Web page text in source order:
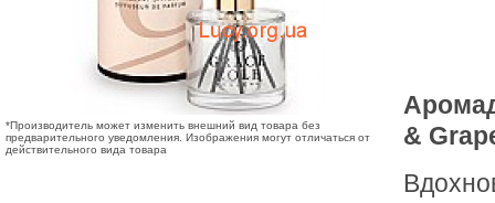
*Производитель может изменить внешний вид товара без
предварительного уведомления. Изображения могут отличаться от
действительного вида товара
&